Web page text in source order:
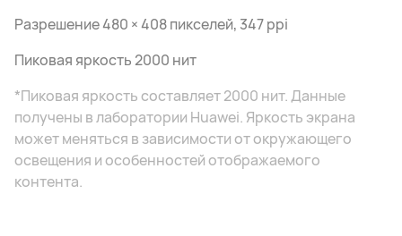
Разрешение 480 × 408 пикселей, 347 ppi
Пиковая яркость 2000 нит
*Пиковая яркость составляет 2000 нит. Данные
получены в лаборатории Huawei. Яркость экрана
может меняться в зависимости от окружающего
освещения и особенностей отображаемого
контента.